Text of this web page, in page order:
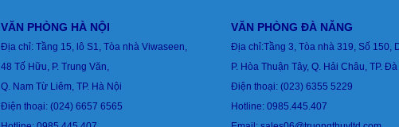
VĂN PHÒNG HÀ NỘI
Địa chỉ: Tầng 15, lô S1, Tòa nhà Viwaseen,
48 Tố Hữu, P. Trung Văn,
Q. Nam Từ Liêm, TP. Hà Nội
Điện thoại: (024) 6657 6565
VĂN PHÒNG ĐÀ NẴNG
Địa chỉ:Tầng 3, Tòa nhà 319, Số 150,
P. Hòa Thuận Tây, Q. Hải Châu, TP.
Điện thoại: (023) 6355 5229
Hotline: 0985.445.407